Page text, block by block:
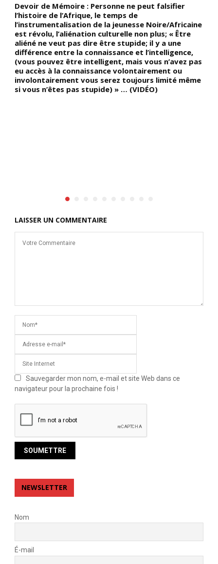
Devoir de Mémoire : Personne ne peut falsifier
l’histoire de l’Afrique, le temps de
l’instrumentalisation de la jeunesse Noire/Africaine
est révolu, l’aliénation culturelle non plus; « Être
aliéné ne veut pas dire être stupide; il y a une
différence entre la connaissance et l’intelligence,
(vous pouvez être intelligent, mais vous n’avez pas
eu accès à la connaissance volontairement ou
involontairement vous serez toujours limité même
si vous n’êtes pas stupide) » … (VIDÉO)
LAISSER UN COMMENTAIRE
Sauvegarder mon nom, e-mail et site Web dans ce
navigateur pour la prochaine fois !
NEWSLETTER
Nom
É-mail